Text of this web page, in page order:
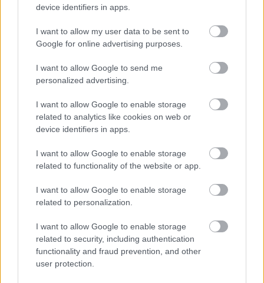
device identifiers in apps.
I want to allow my user data to be sent to
Google for online advertising purposes.
I want to allow Google to send me
personalized advertising.
I want to allow Google to enable storage
related to analytics like cookies on web or
device identifiers in apps.
I want to allow Google to enable storage
related to functionality of the website or app.
I want to allow Google to enable storage
related to personalization.
I want to allow Google to enable storage
related to security, including authentication
functionality and fraud prevention, and other
user protection.
Fotográfusok és témák
mai manó ház hírek (718) magnum photos 217)
magyar fotográfiai múzeum (80)
a hét fotója (381 ) andré kertész (103 )